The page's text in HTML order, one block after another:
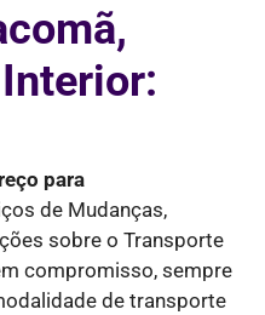
para
de Mudanças,
sobre o Transporte
compromisso, sempre
de transporte